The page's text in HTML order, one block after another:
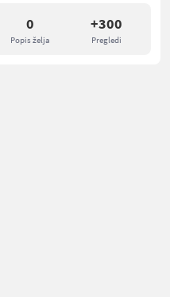
0
Popis želja
+300
Pregledi